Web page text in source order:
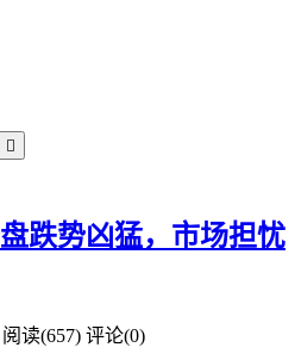

跌势凶猛，市场担忧
阅读(657) 评论(0)